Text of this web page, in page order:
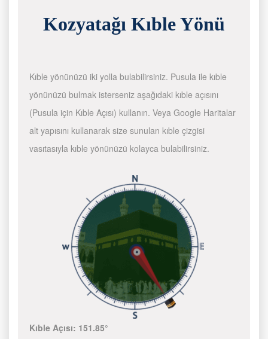
Kozyatağı Kıble Yönü
Kıble yönünüzü iki yolla bulabilirsiniz. Pusula ile kıble
yönünüzü bulmak isterseniz aşağıdaki kıble açısını
(Pusula için Kıble Açısı) kullanın. Veya Google Haritalar
alt yapısını kullanarak size sunulan kıble çizgisi
vasıtasıyla kıble yönünüzü kolayca bulabilirsiniz.
Kıble Açısı: 151.85°